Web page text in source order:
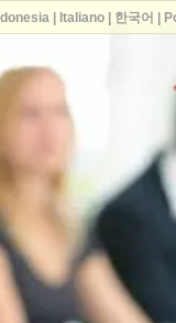
| Italiano| 한국어